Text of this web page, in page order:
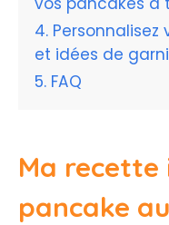
Personnalisez
et idées de
FAQ
Ma
pancake